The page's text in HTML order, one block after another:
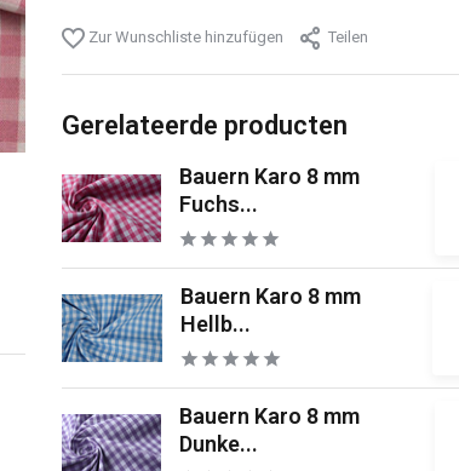
Zur Wunschliste hinzufügen Teilen
Gerelateerde producten
Bauern Karo 8 mm
Fuchs...
Bauern Karo 8 mm
Hellb...
Bauern Karo 8 mm
Dunke...